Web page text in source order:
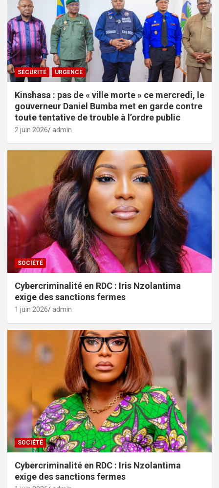
SÉCURITÉ URGENCE
Kinshasa : pas de « ville morte » ce mercredi, le
gouverneur Daniel Bumba met en garde contre
toute tentative de trouble à l’ordre public
2 juin 2026 admin
SOCIÉTÉ
Cybercriminalité en RDC : Iris Nzolantima
exige des sanctions fermes
1 juin 2026 admin
SOCIÉTÉ
Cybercriminalité en RDC : Iris Nzolantima
exige des sanctions fermes